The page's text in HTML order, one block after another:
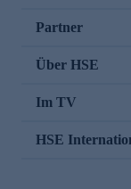
Partner
Über HSE
Im TV
HSE